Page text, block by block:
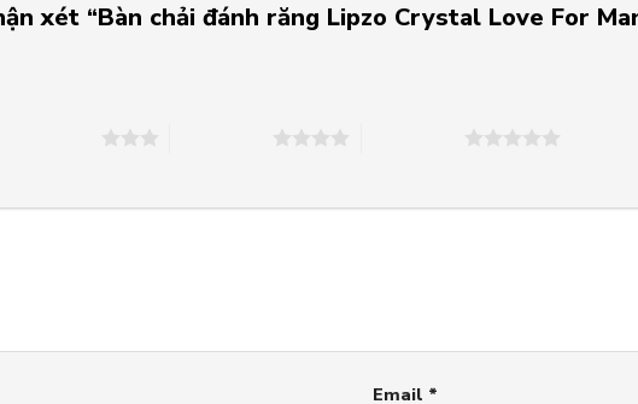
xét “Bàn chải đánh răng Lipzo Crystal Love For
Email *